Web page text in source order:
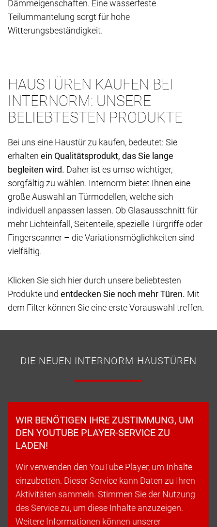
Dämmeigenschaften. Eine wasserfeste
Teilummantelung sorgt für hohe
Witterungsbeständigkeit.
HAUSTÜREN KAUFEN BEI
INTERNORM: UNSERE
BELIEBTESTEN PRODUKTE
Bei uns eine Haustür zu kaufen, bedeutet: Sie
erhalten ein Qualitätsprodukt, das Sie lange
begleiten wird. Daher ist es umso wichtiger,
sorgfältig zu wählen. Internorm bietet Ihnen eine
große Auswahl an Türmodellen, welche sich
individuell anpassen lassen. Ob Glasausschnitt für
mehr Lichteinfall, Seitenteile, spezielle Türgriffe oder
Fingerscanner – die Variationsmöglichkeiten sind
vielfältig.
Klicken Sie sich hier durch unsere beliebtesten
Produkte und entdecken Sie noch mehr Türen. Mit
dem Filter können Sie eine erste Vorauswahl treffen.
DIE NEUEN INTERNORM-HAUSTÜREN
WIR BENÖTIGEN IHRE ZUSTIMMUNG, UM
DEN YOUTUBE PLAYER-SERVICE ZU
LADEN!
Wir verwenden den YouTube Player, um Inhalte
einzubetten. Dieser Service kann Daten zu Ihren
Aktivitäten sammeln. Stimmen Sie der Nutzung
des Service zu, um diese Inhalte anzuzeigen.
Weitere Informationen können unserer